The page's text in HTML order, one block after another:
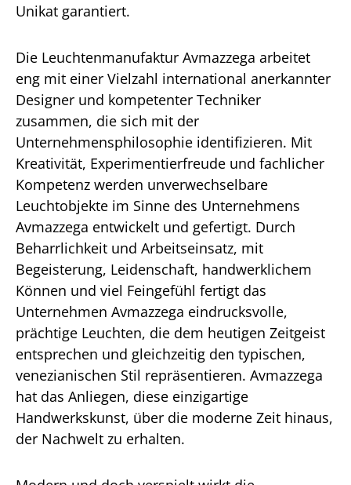
Unikat garantiert.
Die Leuchtenmanufaktur Avmazzega arbeitet
eng mit einer Vielzahl international anerkannter
Designer und kompetenter Techniker
zusammen, die sich mit der
Unternehmensphilosophie identifizieren. Mit
Kreativität, Experimentierfreude und fachlicher
Kompetenz werden unverwechselbare
Leuchtobjekte im Sinne des Unternehmens
Avmazzega entwickelt und gefertigt. Durch
Beharrlichkeit und Arbeitseinsatz, mit
Begeisterung, Leidenschaft, handwerklichem
Können und viel Feingefühl fertigt das
Unternehmen Avmazzega eindrucksvolle,
prächtige Leuchten, die dem heutigen Zeitgeist
entsprechen und gleichzeitig den typischen,
venezianischen Stil repräsentieren. Avmazzega
hat das Anliegen, diese einzigartige
Handwerkskunst, über die moderne Zeit hinaus,
der Nachwelt zu erhalten.